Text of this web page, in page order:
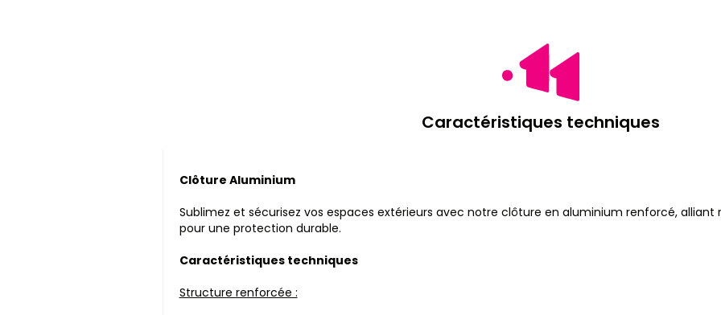
Caractéristiques techniques
Clôture Aluminium
Sublimez et sécurisez vos espaces extérieurs avec notre clôture en aluminium renforcé,
pour une protection durable.
Caractéristiques techniques
Structure renforcée :